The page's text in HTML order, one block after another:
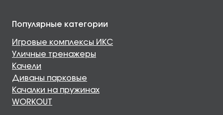
Популярные категории
Игровые комплексы ИКС
Уличные тренажеры
Качели
Диваны парковые
Качалки на пружинах
WORKOUT